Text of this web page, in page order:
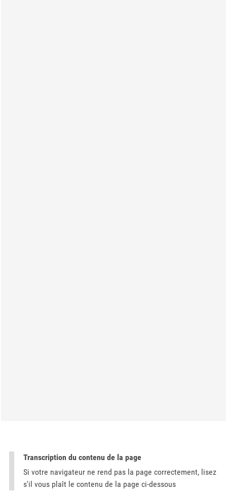
Transcription du contenu de la page
Si votre navigateur ne rend pas la page correctement, lisez
s'il vous plaît le contenu de la page ci-dessous